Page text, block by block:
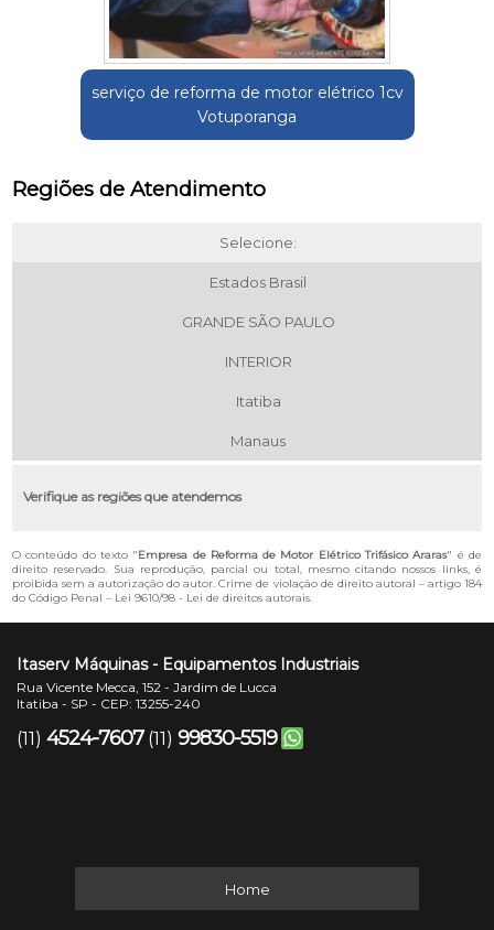
serviço de reforma de motor elétrico 1cv
Votuporanga
Regiões de Atendimento
Selecione:
Estados Brasil
GRANDE SÃO PAULO
INTERIOR
Itatiba
Manaus
Verifique as regiões que atendemos
O conteúdo do texto "Empresa de Reforma de Motor Elétrico Trifásico Araras" é de
direito reservado. Sua reprodução, parcial ou total, mesmo citando nossos links, é
proibida sem a autorização do autor. Crime de violação de direito autoral – artigo 184
do Código Penal – Lei 9610/98 - Lei de direitos autorais.
Itaserv Máquinas - Equipamentos Industriais
Rua Vicente Mecca, 152 - Jardim de Lucca
Itatiba - SP - CEP: 13255-240
(11) 4524-7607 (11) 99830-5519
Home